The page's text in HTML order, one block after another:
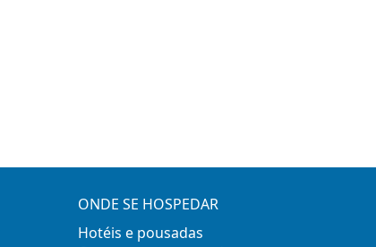
ONDE SE HOSPEDAR
Hotéis e pousadas